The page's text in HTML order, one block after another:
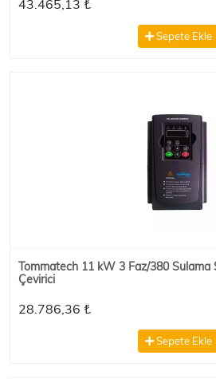
43.465,13 ₺
Sepete Ekle
Tommatech 11 kW 3 Faz/380
Çevirici
28.786,36 ₺
Sepete Ekle